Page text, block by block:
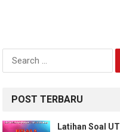
Search
for:
POST TERBARU
Latihan Soal